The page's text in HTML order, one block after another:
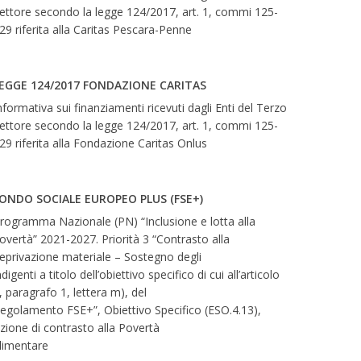
secondo la legge 124/2017, art. 1, commi 125-
riferita alla Caritas Pescara-Penne
124/2017 FONDAZIONE CARITAS
sui finanziamenti ricevuti dagli Enti del Terzo
secondo la legge 124/2017, art. 1, commi 125-
riferita alla Fondazione Caritas Onlus
SOCIALE EUROPEO PLUS (FSE+)
Nazionale (PN) “Inclusione e lotta alla
2021-2027. Priorità 3 “Contrasto alla
materiale – Sostegno degli
a titolo dell’obiettivo specifico di cui all’articolo
paragrafo 1, lettera m), del
FSE+”, Obiettivo Specifico (ESO.4.13),
di contrasto alla Povertà